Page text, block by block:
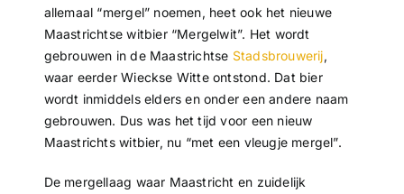
allemaal “mergel” noemen, heet ook het nieuwe
Maastrichtse witbier “Mergelwit”. Het wordt
gebrouwen in de Maastrichtse Stadsbrouwerij,
waar eerder Wieckse Witte ontstond. Dat bier
wordt inmiddels elders en onder een andere naam
gebrouwen. Dus was het tijd voor een nieuw
Maastrichts witbier, nu “met een vleugje mergel”.
De mergellaag waar Maastricht en zuidelijk